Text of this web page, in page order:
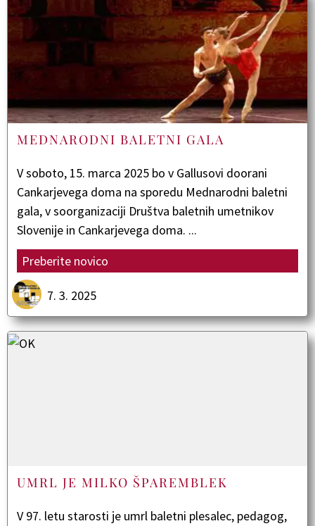
MEDNARODNI BALETNI GALA
V soboto, 15. marca 2025 bo v Gallusovi doorani
Cankarjevega doma na sporedu Mednarodni baletni
gala, v soorganizaciji Društva baletnih umetnikov
Slovenije in Cankarjevega doma. ...
Preberite novico
7. 3. 2025
UMRL JE MILKO ŠPAREMBLEK
V 97. letu starosti je umrl baletni plesalec, pedagog,